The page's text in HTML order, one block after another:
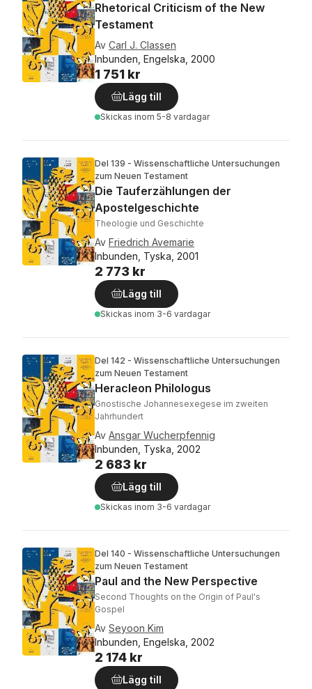
Rhetorical Criticism of the New
Testament
Av Carl J. Classen
Inbunden, Engelska, 2000
1 751 kr
Lägg till
Skickas inom 5-8 vardagar
Del 139 - Wissenschaftliche Untersuchungen
zum Neuen Testament
Die Tauferzählungen der
Apostelgeschichte
Theologie und Geschichte
Av Friedrich Avemarie
Inbunden, Tyska, 2001
2 773 kr
Lägg till
Skickas inom 3-6 vardagar
Del 142 - Wissenschaftliche Untersuchungen
zum Neuen Testament
Heracleon Philologus
Gnostische Johannesexegese im zweiten
Jahrhundert
Av Ansgar Wucherpfennig
Inbunden, Tyska, 2002
2 683 kr
Lägg till
Skickas inom 3-6 vardagar
Del 140 - Wissenschaftliche Untersuchungen
zum Neuen Testament
Paul and the New Perspective
Second Thoughts on the Origin of Paul's
Gospel
Av Seyoon Kim
Inbunden, Engelska, 2002
2 174 kr
Lägg till